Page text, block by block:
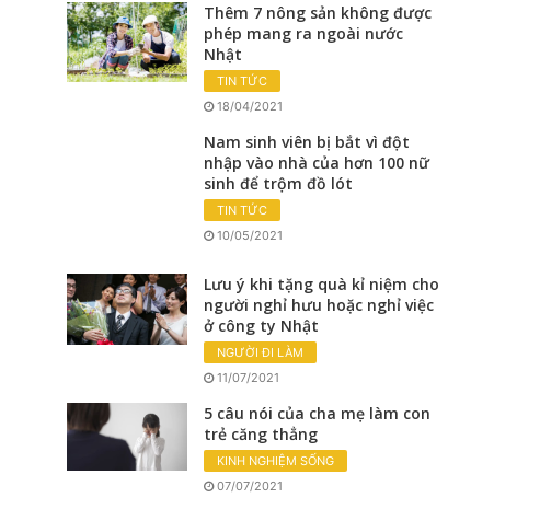
Thêm 7 nông sản không được
phép mang ra ngoài nước
Nhật
TIN TỨC
18/04/2021
Nam sinh viên bị bắt vì đột
nhập vào nhà của hơn 100 nữ
sinh để trộm đồ lót
TIN TỨC
10/05/2021
Lưu ý khi tặng quà kỉ niệm cho
người nghỉ hưu hoặc nghỉ việc
ở công ty Nhật
NGƯỜI ĐI LÀM
11/07/2021
5 câu nói của cha mẹ làm con
trẻ căng thẳng
KINH NGHIỆM SỐNG
07/07/2021